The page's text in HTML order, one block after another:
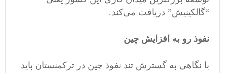
“گالکینیش” دریافت می‌کند.
نفوذ رو به افزايش چين
با نگاهي به گسترش تند نفوذ چين در تركمنستان بايد